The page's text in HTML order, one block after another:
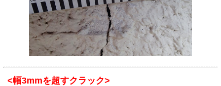
<幅3mmを超すクラック>